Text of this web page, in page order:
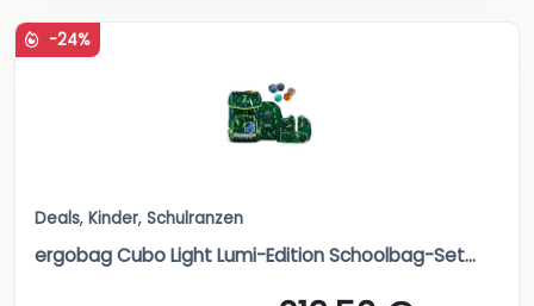
-24%
Deals, Kinder, Schulranzen
ergobag Cubo Light Lumi-Edition Schoolbag-Set...